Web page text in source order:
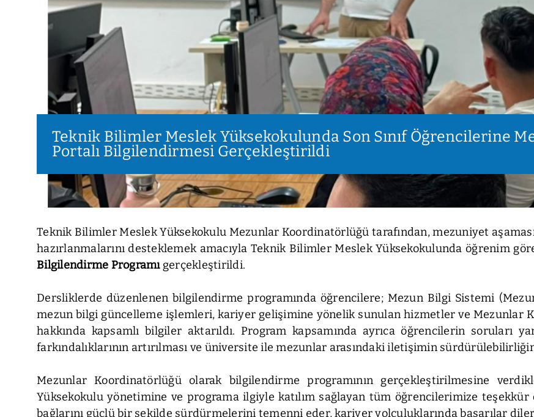
Teknik Bilimler Meslek Yüksekokulunda Son Sınıf Öğrencilerine
Portalı Bilgilendirmesi Gerçekleştirildi
Teknik Bilimler Meslek Yüksekokulu Mezunlar Koordinatörlüğü tarafından, mezuniyet
hazırlanmalarını desteklemek amacıyla Teknik Bilimler Meslek Yüksekokulunda öğrenim
Bilgilendirme Programıgerçekleştirildi.
Dersliklerde düzenlenen bilgilendirme programında öğrencilere; Mezun Bilgi Sistemi
mezun bilgi güncelleme işlemleri, kariyer gelişimine yönelik sunulan hizmetler ve Mezunlar
hakkında kapsamlı bilgiler aktarıldı. Program kapsamında ayrıca öğrencilerin soruları
farkındalıklarının artırılması ve üniversite ile mezunlar arasındaki iletişimin
Mezunlar Koordinatörlüğü olarak bilgilendirme programının gerçekleştirilmesine
Yüksekokulu yönetimine ve programa ilgiyle katılım sağlayan tüm öğrencilerimize
bağlarını güçlü bir şekilde sürdürmelerini temenni eder, kariyer yolculuklarında başarılar